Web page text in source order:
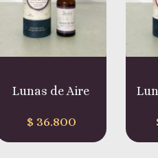
Lunas de Fuego
$36.800